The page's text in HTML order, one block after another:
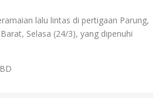
lalu lintas di pertigaan Parung,
Selasa (24/3), yang dipenuhi